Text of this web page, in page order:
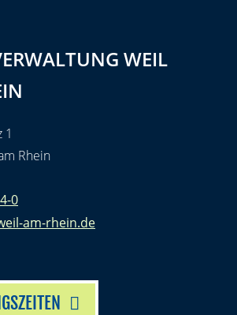
WEIL
1
Rhein
0
am-rhein.de